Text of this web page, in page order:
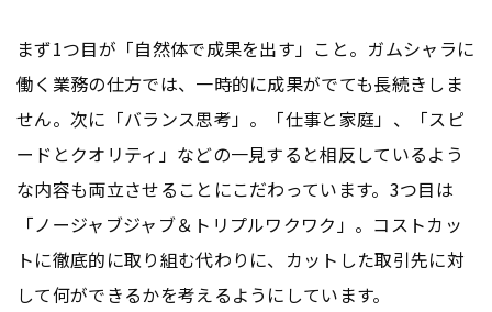
まず1つ目が「自然体で成果を出す」こと。ガムシャラに
働く業務の仕方では、一時的に成果がでても長続きしま
せん。次に「バランス思考」。「仕事と家庭」、「スピ
ードとクオリティ」などの一見すると相反しているよう
な内容も両立させることにこだわっています。3つ目は
「ノージャブジャブ＆トリプルワクワク」。コストカッ
トに徹底的に取り組む代わりに、カットした取引先に対
して何ができるかを考えるようにしています。